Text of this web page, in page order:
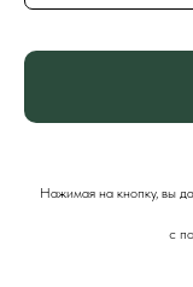
Нажимая на кнопку, вы
c